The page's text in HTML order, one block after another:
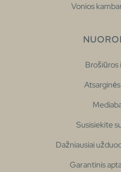
Vonios
Brošiūros
Susisiekite
Dažniausiai
Garantinis